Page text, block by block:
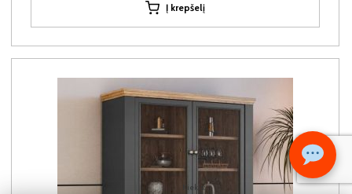
Kiekis:
Į krepšelį